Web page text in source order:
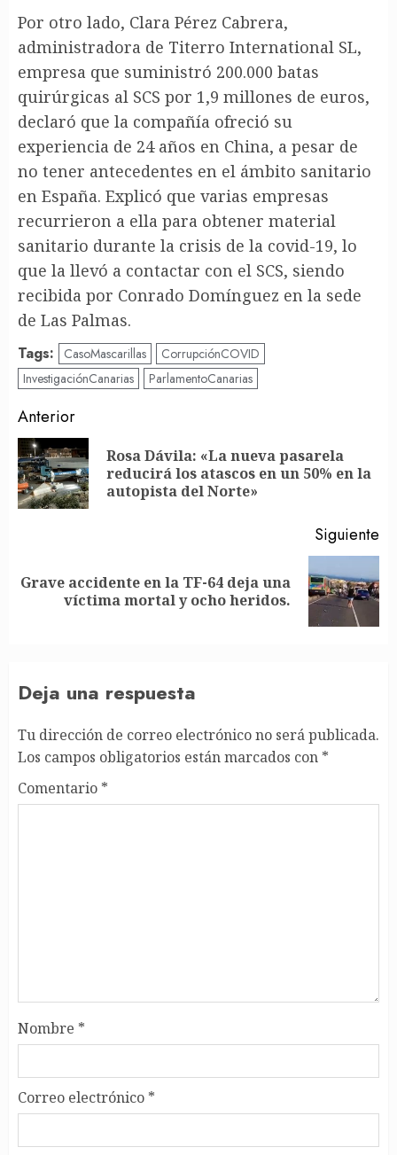
Por otro lado, Clara Pérez Cabrera,
administradora de Titerro International SL,
empresa que suministró 200.000 batas
quirúrgicas al SCS por 1,9 millones de euros,
declaró que la compañía ofreció su
experiencia de 24 años en China, a pesar de
no tener antecedentes en el ámbito sanitario
en España. Explicó que varias empresas
recurrieron a ella para obtener material
sanitario durante la crisis de la covid-19, lo
que la llevó a contactar con el SCS, siendo
recibida por Conrado Domínguez en la sede
de Las Palmas.
Tags: CasoMascarillas
CorrupciónCOVID
InvestigaciónCanarias
ParlamentoCanarias
Post
navigation
Anterior
Rosa Dávila: «La nueva pasarela
reducirá los atascos en un 50% en la
autopista del Norte»
Siguiente
Siguiente
entrada:
Grave accidente en la TF-64 deja una
víctima mortal y ocho heridos.
Deja una respuesta
Tu dirección de correo electrónico no será publicada.
Los campos obligatorios están marcados con *
Comentario *
Nombre *
Correo electrónico *